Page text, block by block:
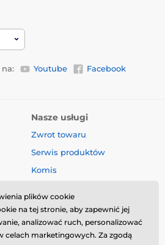
Youtube
Facebook
Nasze usługi
Zwrot towaru
Serwis produktów
Komis
Artykuły i aktualności
Oceny i recenzje
plików cookie
na tej stronie, aby zapewnić jej
analizować ruch, personalizować
celach marketingowych. Za zgodą